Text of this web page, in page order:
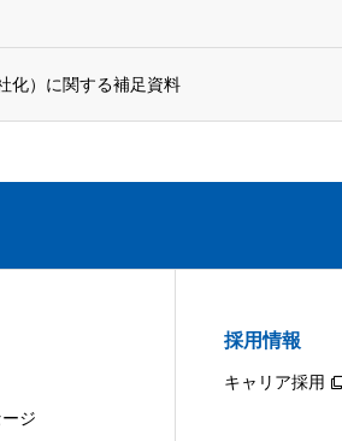
化）に関する補足資料
ジ
採用情報
キャリア採用